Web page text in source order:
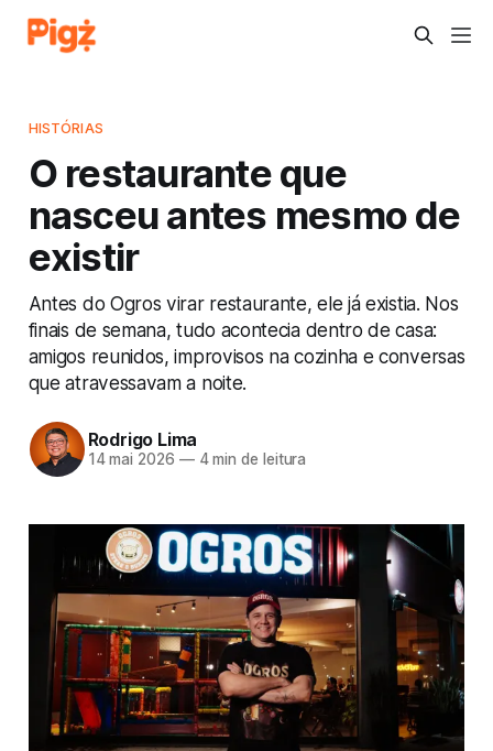
HISTÓRIAS
O restaurante que
nasceu antes mesmo de
existir
Antes do Ogros virar restaurante, ele já existia. Nos
finais de semana, tudo acontecia dentro de casa:
amigos reunidos, improvisos na cozinha e conversas
que atravessavam a noite.
Rodrigo Lima
14 mai 2026 —4 min de leitura